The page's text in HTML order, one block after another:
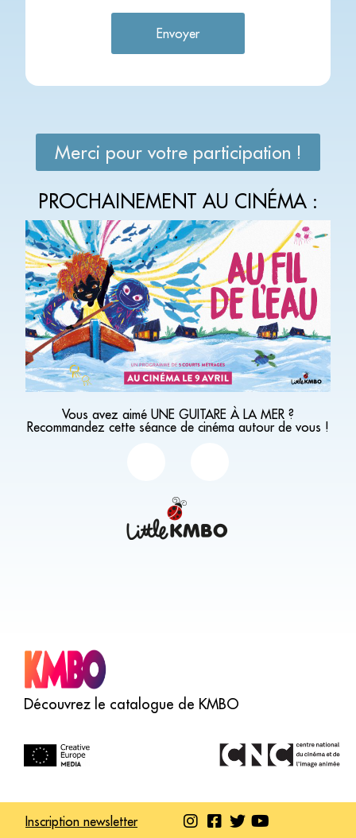
Merci pour votre participation !
PROCHAINEMENT AU CINÉMA :
Vous avez aimé UNE GUITARE À LA MER ?
Recommandez cette séance de cinéma autour de vous !
Découvrez le catalogue de KMBO
Inscription newsletter